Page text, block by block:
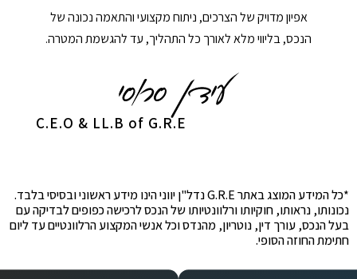
אפיון מדויק של הצרכים, ניתוח מקצועי והתאמה נכונה של
הנכס, בליווי מלא לאורך כל התהליך, עד להגשמת המטרה.
C.E.O & LL.B of G.R.E
*כל המידע המוצג באתר G.R.E נדל"ן יווני הינו מידע ראשוני ובסיסי בלבד.
נכונותו, נראותו, חוקיותו ורלוונטיותו של הנכס לרכישה כפופים לבדיקה עם
בעל הנכס, עורך דין, נוטריון, מהנדס וכל אנשי המקצוע הרלוונטיים עד ליום
חתימת החוזה הסופי.